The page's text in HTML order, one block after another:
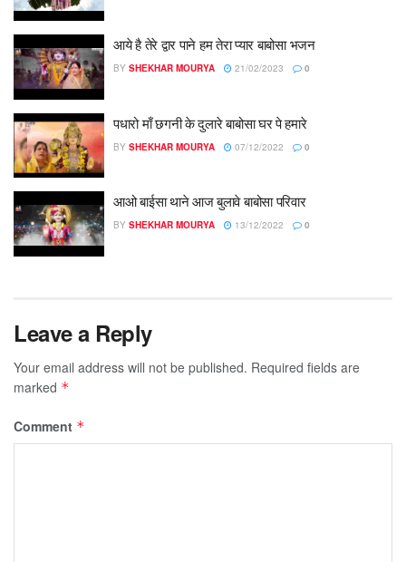
आये है तेरे द्वार पाने हम तेरा प्यार बाबोसा भजन
BY SHEKHAR MOURYA 21/02/2023 0
पधारो माँ छगनी के दुलारे बाबोसा घर पे हमारे
BY SHEKHAR MOURYA 07/12/2022 0
आओ बाईसा थाने आज बुलावे बाबोसा परिवार
BY SHEKHAR MOURYA 13/12/2022 0
Leave a Reply
Your email address will not be published. Required fields are
marked *
Comment *